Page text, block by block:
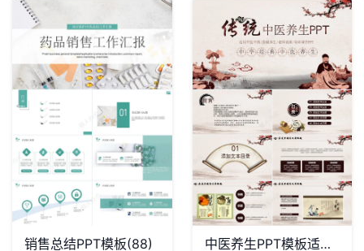
销售总结PPT模板(88) 中医养生PPT模板适用中医中药保健养生老师说课培训课件PPT